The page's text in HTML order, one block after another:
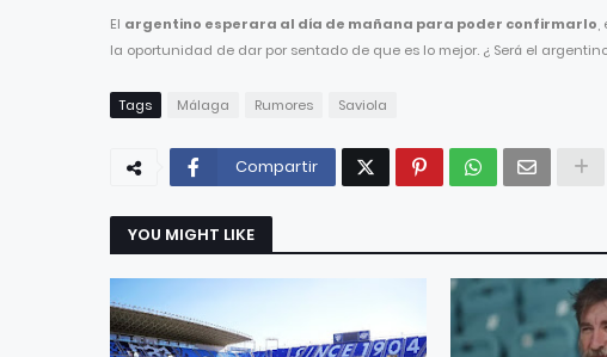
El argentino esperara al día de mañana para poder confirmarlo
la oportunidad de dar por sentado de que es lo mejor. ¿ Será el
Tags Málaga Rumores Saviola
Compartir
YOU MIGHT LIKE